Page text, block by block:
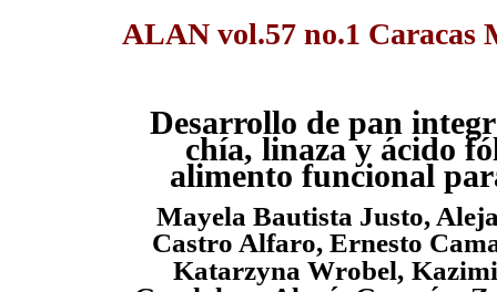
ALAN vol.57 no.1 Caracas
Desarrollo de pan
chía, linaza y ácido
alimento funcional
Mayela Bautista Justo,
Castro Alfaro, Ernesto
Katarzyna Wrobel,